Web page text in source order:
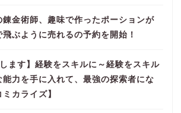
錬金術師、趣味で作ったポーションが
ぶように売れるの予約を開始！
します】経験をスキルに～経験をスキル
能力を手に入れて、最強の探索者にな
カライズ】